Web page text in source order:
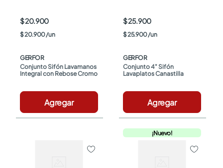
$ 20.900
$20.900/un
GERFOR
Conjunto Sifón Lavamanos
Integral con Rebose Cromo
Agregar
$ 25.900
$25.900/un
GERFOR
Conjunto 4" Sifón
Lavaplatos Canastilla
Agregar
¡Nuevo!